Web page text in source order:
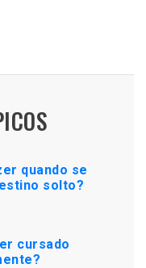
quando se
solto?
cursado